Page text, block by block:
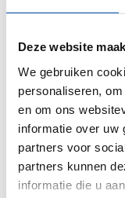
Deze website
We gebruiken
personaliseren,
en om ons
informatie over uw
partners voor
partners kunnen
informatie die u
Voor wie?
De doelgroep
onderzoeksveld
artsen,
CRO’s,